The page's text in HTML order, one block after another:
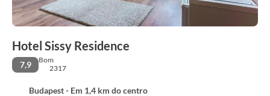
Hotel Sissy Residence
7,9
Bom
2317
Budapest - Em 1,4 km do centro